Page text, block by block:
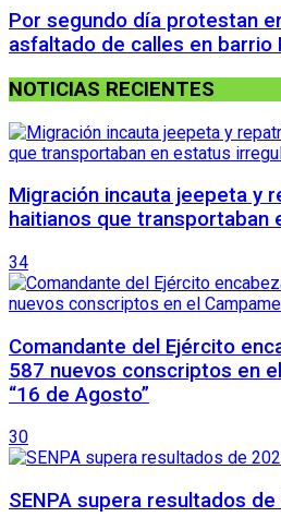
Por segundo día protestan
asfaltado de calles en barrio
NOTICIAS RECIENTES
Migración incauta jeepeta y
haitianos que transportaban
34
Comandante del Ejército
587 nuevos conscriptos en
“16 de Agosto”
30
SENPA supera resultados